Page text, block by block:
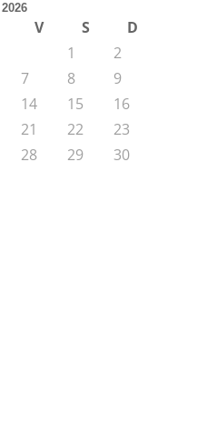
V S
D
1
2
7 8
9
14 15
16
21 22
23
28 29
30